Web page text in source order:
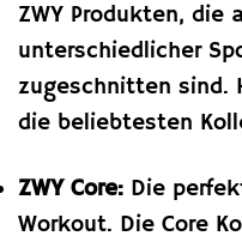
ZWY Produkten, die
unterschiedlicher
zugeschnitten sind.
die beliebtesten
ZWY Core: Die
Workout. Die Core